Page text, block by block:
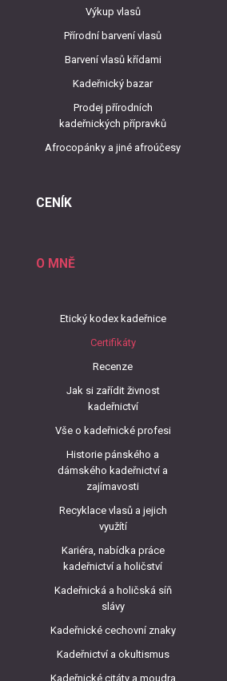
Výkup vlasů
Přírodní barvení vlasů
Barvení vlasů křídami
Kadeřnický bazar
Prodej přírodních
kadeřnických přípravků
Afrocopánky a jiné afroúčesy
CENÍK
O MNĚ
Etický kodex kadeřnice
Certifikáty
Recenze
Jak si zařídit živnost
kadeřnictví
Vše o kadeřnické profesi
Historie pánského a
dámského kadeřnictví a
zajímavosti
Recyklace vlasů a jejich
využítí
Kariéra, nabídka práce
kadeřnictví a holičství
Kadeřnická a holičská síň
slávy
Kadeřnické cechovní znaky
Kadeřnictví a okultismus
Kadeřnické citáty a moudra